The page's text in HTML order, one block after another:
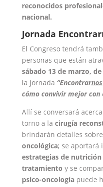
reconocidos
nacional.
Jornada
El Congreso tendrá
personas que están
sábado 13 de marzo, de
la jornada “Encontrarnos
cómo convivir mejor con
Allí se conversará
torno a la cirugía
brindarán detalles sobre
oncológica; se aportará
estrategias de
tratamiento y se
psico-oncologíapuede